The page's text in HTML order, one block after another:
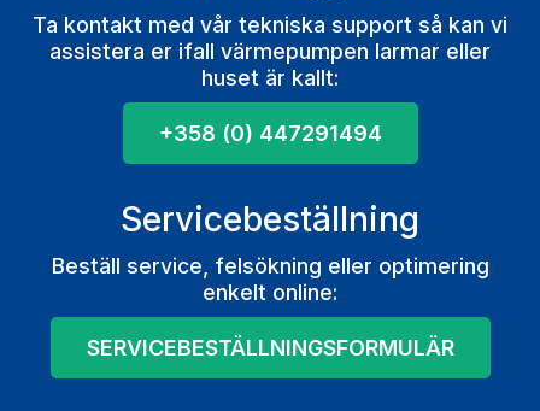
Ta kontakt med vår tekniska support så kan vi
assistera er ifall värmepumpen larmar eller
huset är kallt:
+358 (0) 447291494
Servicebeställning
Beställ service, felsökning eller optimering
enkelt online:
SERVICEBESTÄLLNINGSFORMULÄR